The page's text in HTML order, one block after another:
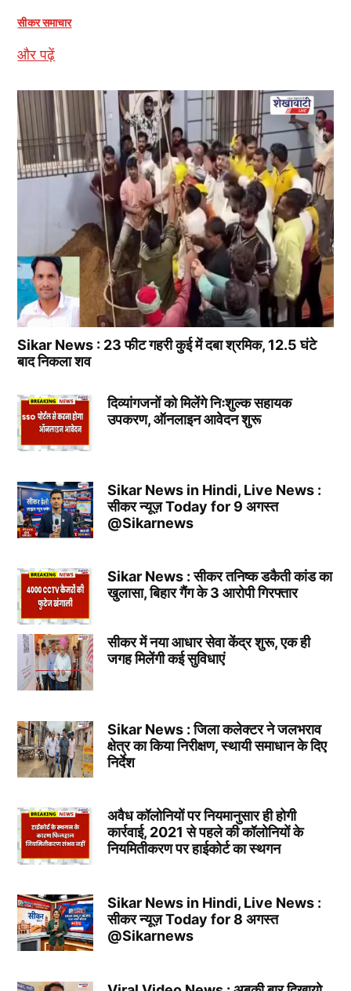
सीकर समाचार
और पढ़ें
Sikar News : 23 फीट गहरी कुई में दबा श्रमिक, 12.5 घंटे
बाद निकला शव
दिव्यांगजनों को मिलेंगे निःशुल्क सहायक
उपकरण, ऑनलाइन आवेदन शुरू
Sikar News in Hindi, Live News :
सीकर न्यूज़ Today for 9 अगस्त
@Sikarnews
Sikar News : सीकर तनिष्क डकैती कांड का
खुलासा, बिहार गैंग के 3 आरोपी गिरफ्तार
सीकर में नया आधार सेवा केंद्र शुरू, एक ही
जगह मिलेंगी कई सुविधाएं
Sikar News : जिला कलेक्टर ने जलभराव
क्षेत्र का किया निरीक्षण, स्थायी समाधान के दिए
निर्देश
अवैध कॉलोनियों पर नियमानुसार ही होगी
कार्रवाई, 2021 से पहले की कॉलोनियों के
नियमितीकरण पर हाईकोर्ट का स्थगन
Sikar News in Hindi, Live News :
सीकर न्यूज़ Today for 8 अगस्त
@Sikarnews